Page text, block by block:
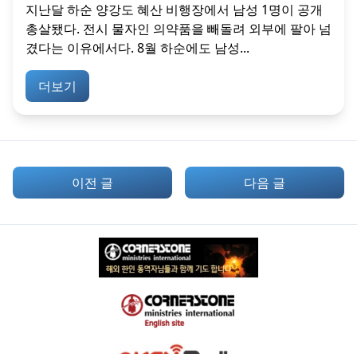
지난달 하순 양강도 혜산 비행장에서 남성 1명이 공개
총살됐다. 전시 물자인 의약품을 빼돌려 외부에 팔아 넘
겼다는 이유에서다. 8월 하순에도 남성...
더보기
이전 글 다음 글